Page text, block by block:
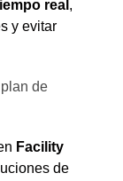
real ,
y evitar
Facility
de